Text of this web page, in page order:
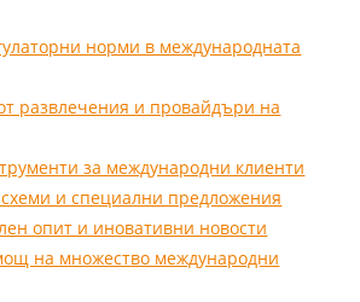
норми в международната
развлечения и провайдъри на
за международни клиенти
и специални предложения
опит и иновативни новости
на множество международни